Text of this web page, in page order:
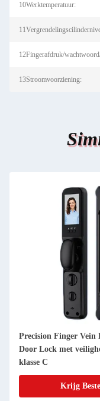
10Werktemperatuur:
12Fingerafdruk/
13Stroomvoorziening:
Precision Finger Vein
Door Lock met
klasse C
Krijg